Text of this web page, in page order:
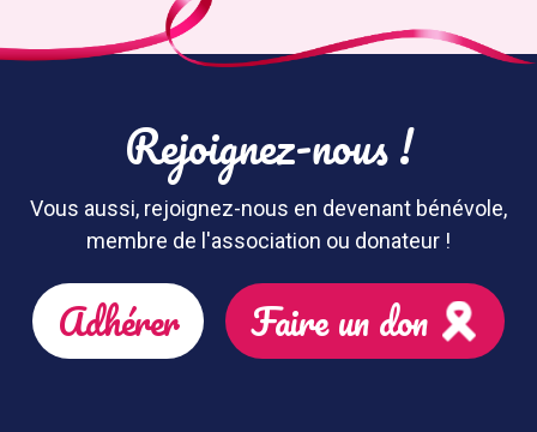
Rejoignez-nous !
Vous aussi, rejoignez-nous en devenant bénévole,
membre de l'association ou donateur !
Adhérer Faire un don